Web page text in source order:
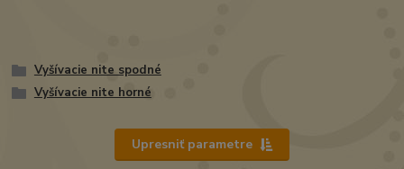
Vyšívacie nite spodné
Vyšívacie nite horné
Upresniť parametre